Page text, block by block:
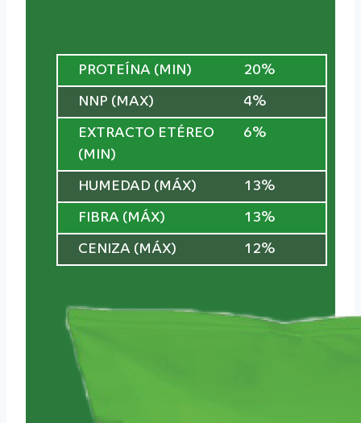
PROTEÍNA (MIN) 20%
NNP (MAX) 4%
EXTRACTO ETÉREO
(MIN)
6%
HUMEDAD (MÁX) 13%
FIBRA (MÁX) 13%
CENIZA (MÁX) 12%